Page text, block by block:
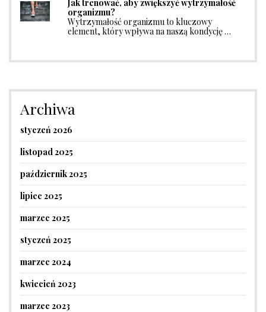
Jak trenować, aby zwiększyć wytrzymałość
organizmu?
Wytrzymałość organizmu to kluczowy
element, który wpływa na naszą kondycję …
Archiwa
styczeń 2026
listopad 2025
październik 2025
lipiec 2025
marzec 2025
styczeń 2025
marzec 2024
kwiecień 2023
marzec 2023